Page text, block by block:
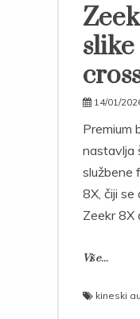
14/01/
Premium
nastavlja
službene
8X, čiji se
Zeekr 8X
Više...
kineski